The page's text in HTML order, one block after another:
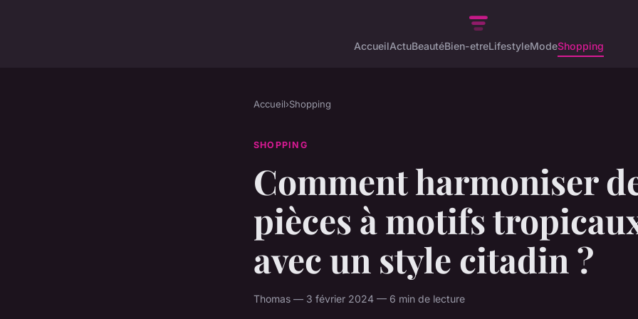
AccueilActuBeautéBien-etreLifestyleModeShopping
Accueil›Shopping
SHOPPING
Comment harmoniser
pièces à motifs
avec un style citadin ?
Thomas — 3 février 2024 — 6 min de lecture